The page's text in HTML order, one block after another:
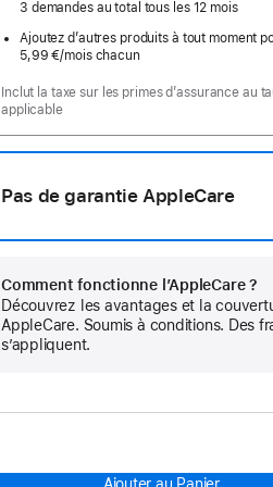
3 demandes au total tous les 12 mois
Ajoutez d’autres produits à tout moment
5,99 €/moispar
chacun
Inclut la taxe sur les primes d’assurance au
applicable
Pas de garantie AppleCare
Comment fonctionne l’AppleCare ?
Découvrez les avantages et la
AppleCare. Soumis à conditions. Des
s’appliquent.